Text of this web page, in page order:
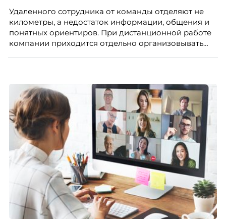
Удаленного сотрудника от команды отделяют не
километры, а недостаток информации, общения и
понятных ориентиров. При дистанционной работе
компании приходится отдельно организовывать
рассказывает, как выстроить адаптацию
распределенной команды без лишнего контроля и
бесконечных созвонов.